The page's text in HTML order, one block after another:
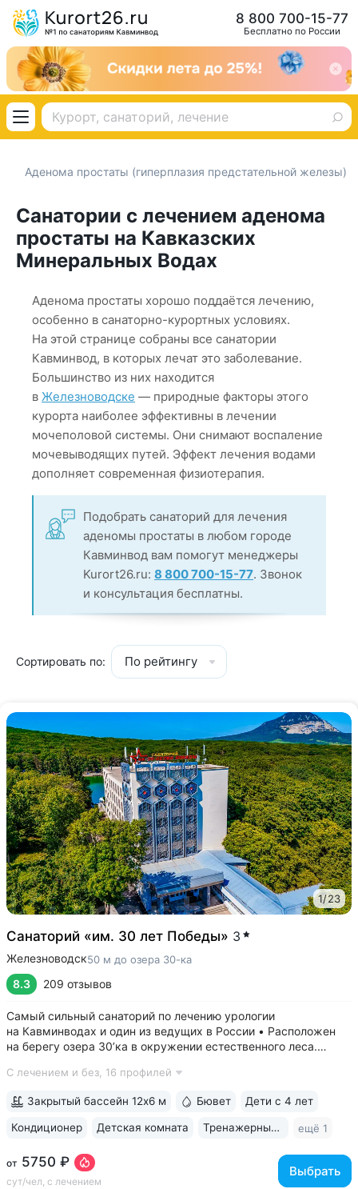
Бесплатно по России
8 800 700-15-77
Аденома простаты (гиперплазия предстательной железы)
Санатории с лечением аденома
простаты на Кавказских
Минеральных Водах
Аденома простаты хорошо поддаётся лечению,
особенно в санаторно-курортных условиях.
На этой странице собраны все санатории
Кавминвод, в которых лечат это заболевание.
Большинство из них находится
в Железноводске — природные факторы этого
курорта наиболее эффективны в лечении
мочеполовой системы. Они снимают воспаление
мочевыводящих путей. Эффект лечения водами
дополняет современная физиотерапия.
Подобрать санаторий для лечения
аденомы простаты в любом городе
Кавминвод вам помогут менеджеры
Kurort26.ru: 8 800 700-15-77. Звонок
и консультация бесплатны.
Сортировать по: По рейтингу
1/23
Санаторий «им. 30 лет Победы» 3
Железноводск50 м до озера 30-ка
8.3 209 отзывов
Самый сильный санаторий по лечению урологии
на Кавминводах и один из ведущих в России • Расположен
на берегу озера 30’ка в окружении естественного леса.
Озеро 30’ка — одна из главных достопримечательностей
С лечением и без, 16 профилей
от 5750 ₽
сут/чел, с лечением
Выбрать
Закрытый бассейн 12х6 м Бювет Дети с 4 лет
Кондиционер Детская комната Тренажерный зал ещё 1